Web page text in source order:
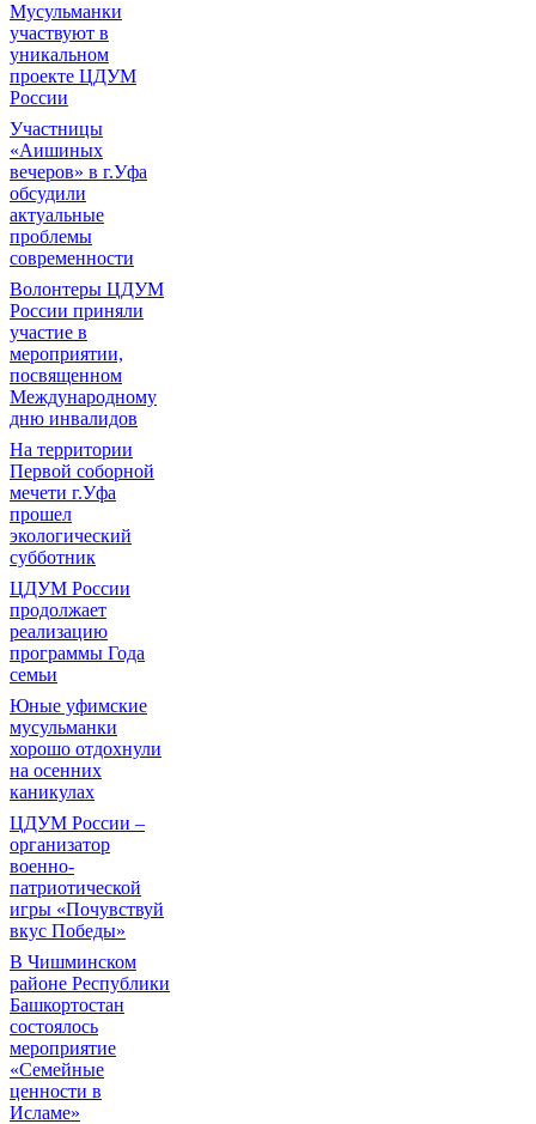
Мусульманки
участвуют в
уникальном
проекте ЦДУМ
России
Участницы
«Аишиных
вечеров» в г.Уфа
обсудили
актуальные
проблемы
современности
Волонтеры ЦДУМ
России приняли
участие в
мероприятии,
посвященном
Международному
дню инвалидов
На территории
Первой соборной
мечети г.Уфа
прошел
экологический
субботник
ЦДУМ России
продолжает
реализацию
программы Года
семьи
Юные уфимские
мусульманки
хорошо отдохнули
на осенних
каникулах
ЦДУМ России –
организатор
военно-
патриотической
игры «Почувствуй
вкус Победы»
В Чишминском
районе Республики
Башкортостан
состоялось
мероприятие
«Семейные
ценности в
Исламе»